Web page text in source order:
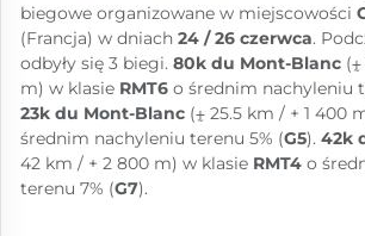
biegowe organizowane w miejscowości
(Francja) w dniach 24 / 26 czerwca.
odbyły się 3 biegi. 80k du Mont-Blanc
m) w klasie RMT6 o średnim nachyleniu
23k du Mont-Blanc (⨦ 25.5 km / + 1 400
średnim nachyleniu terenu 5% (G5). 42k
42 km / + 2 800 m) w klasie RMT4 o
terenu 7% (G7).